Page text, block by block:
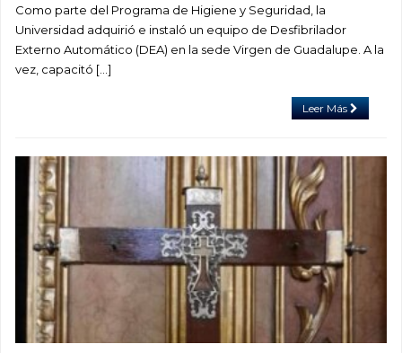
Como parte del Programa de Higiene y Seguridad, la
Universidad adquirió e instaló un equipo de Desfibrilador
Externo Automático (DEA) en la sede Virgen de Guadalupe. A la
vez, capacitó […]
Leer Más